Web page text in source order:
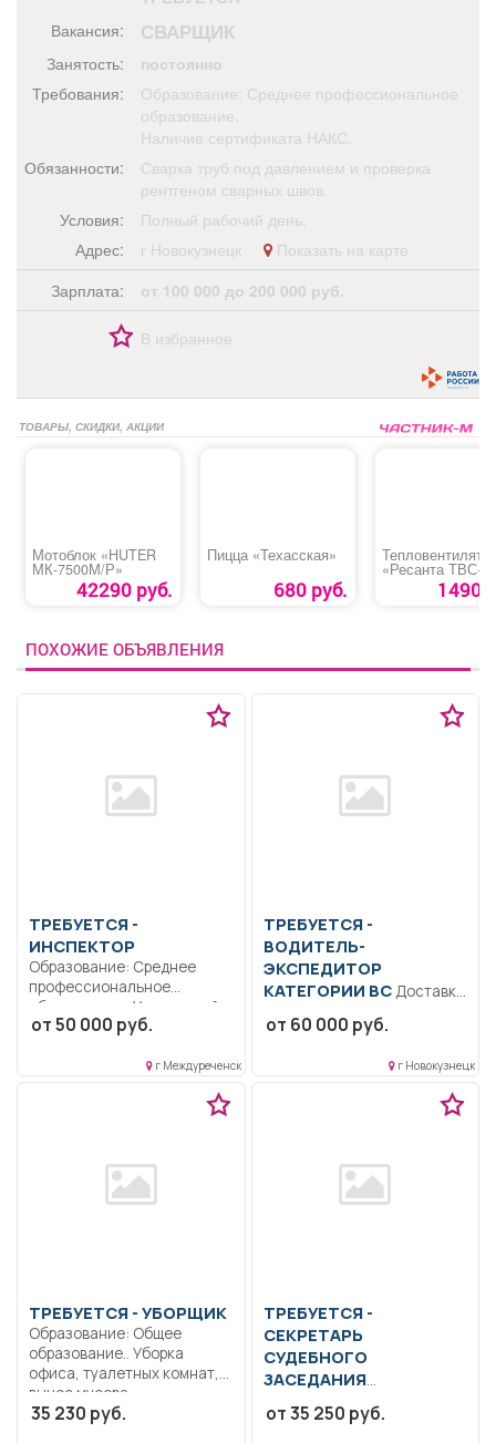
Поздравления
ТВ программа Я - пенсионер
Вакансия: СВАРЩИК
Занятость:
постоянно
Требования:
Образование: Среднее профессиональное
образование.
Наличие сертификата НАКС.
Обязанности:
Сварка труб под давлением и проверка
рентгеном сварных швов.
Условия:
Полный рабочий день.
Адрес:
г Новокузнецк
Показать на карте
Зарплата:
от 100 000 до 200 000 руб.
В избранное
ТОВАРЫ, СКИДКИ, АКЦИИ
Мотоблок «HUTER
МК-7500М/Р»
42290 руб.
Пицца «Техасская»
680 руб.
«Ресанта ТВС-1»
1490
ПОХОЖИЕ ОБЪЯВЛЕНИЯ
ТРЕБУЕТСЯ -
ИНСПЕКТОР
Образование: Среднее
профессиональное
образование.. Участковый
уполномоченный полиции.
от 50 000 руб.
г Междуреченск
ТРЕБУЕТСЯ -
ВОДИТЕЛЬ-
ЭКСПЕДИТОР
КАТЕГОРИИ ВСДоставка
(металл, пиломатериал) по
от 60 000 руб.
г Новокузнецк
ТРЕБУЕТСЯ - УБОРЩИК
Образование: Общее
образование.. Уборка
офиса, туалетных комнат,
вынос мусора.....
35 230 руб.
ТРЕБУЕТСЯ -
СЕКРЕТАРЬ
СУДЕБНОГО
ЗАСЕДАНИЯ
образование —
от 35 250 руб.